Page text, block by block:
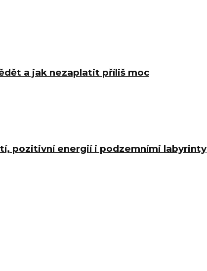
a jak nezaplatit příliš moc
pozitivní energií i podzemními labyrinty